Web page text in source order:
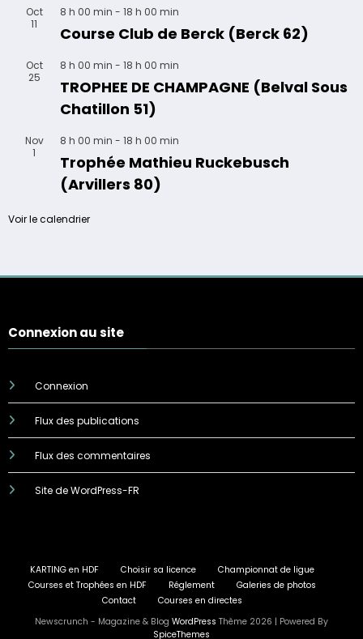
Oct
11
8 h 00 min - 18 h 00 min
Course Club de Berck (Berck 62)
Oct
25
8 h 00 min - 18 h 00 min
TROPHEE DE CHAMPAGNE (Belval Sous
Chatillon 51)
Nov
1
8 h 00 min - 18 h 00 min
Trophée Mathieu Ruckebusch
(Arvillers 80)
Voir le calendrier
Connexion au site
Connexion
Flux des publications
Flux des commentaires
Site de WordPress-FR
KARTING en HDF Choisir sa licence
Championnat de ligue
Courses et Trophées en HDF
Réglement
Galeries de photos
Contact
Courses en directes
Newscrunch - Magazine & Blog WordPress Thème 2026 | Powered By
SpiceThemes